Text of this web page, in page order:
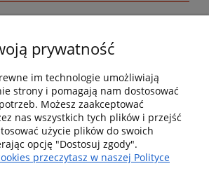
Moje konto
Gwarancja i zwroty
prywatność
im technologie umożliwiają
strony i pomagają nam dostosować
Możesz zaakceptować
nas wszystkich tych plików i przejść
użycie plików do swoich
opcję "Dostosuj zgody".
przeczytasz w naszej Polityce